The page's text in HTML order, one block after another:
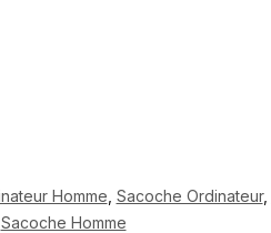
Homme Sacoche Ordinateur,
Sacoche Homme